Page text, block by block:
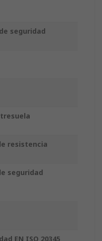
seguridad
resistencia
seguridad
EN ISO 20345